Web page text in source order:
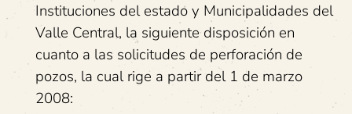
Instituciones del estado y Municipalidades del
Valle Central, la siguiente disposición en
cuanto a las solicitudes de perforación de
pozos, la cual rige a partir del 1 de marzo
2008: